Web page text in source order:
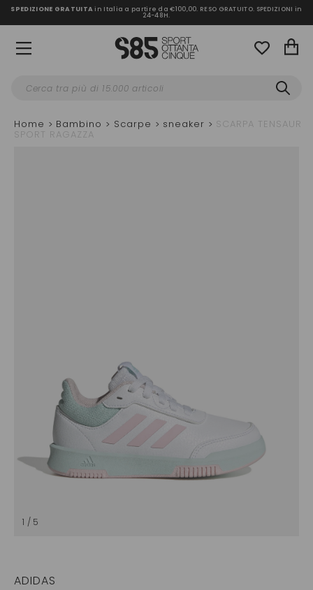
SPEDIZIONE GRATUITAin Italia a partire da €100,00. RESO GRATUITO. SPEDIZIONI in
24-48H.
Home Bambino Scarpe sneaker SCARPA TENSAUR
SPORT RAGAZZA
1 / 5
ADIDAS